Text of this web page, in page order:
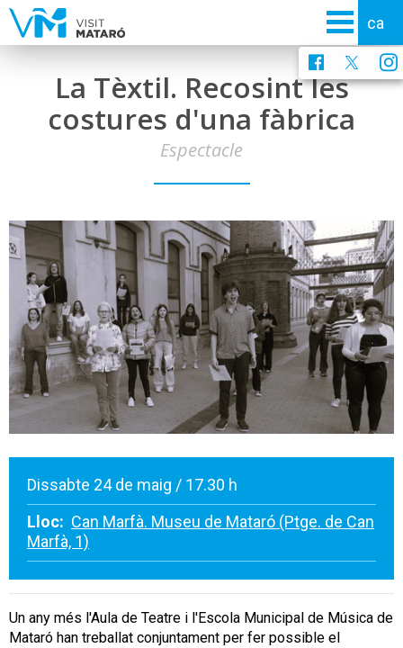
La Tèxtil. Recosint les
costures d'una fàbrica
Espectacle
Dissabte 24 de maig / 17.30 h
Lloc: Can Marfà. Museu de Mataró (Ptge. de Can
Marfà, 1)
Un any més l'Aula de Teatre i l'Escola Municipal de Música de
Mataró han treballat conjuntament per fer possible el